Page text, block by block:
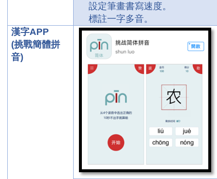
設定筆畫書寫速度。
標註一字多音。
漢字APP
(挑戰簡體拼
音)